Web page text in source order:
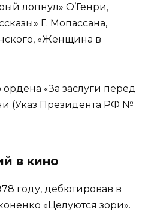
лопнул» О’Генри,
Г. Мопассана,
«Женщина в
«За заслуги перед
(Указ Президента РФ №
в кино
году, дебютировав в
«Целуются зори».